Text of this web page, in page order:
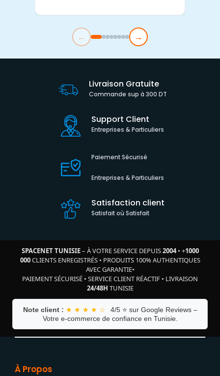
← →
Livraison Gratuite
Commande sup à 300 DT
Support Client
Entreprises & Particuliers
Paiement Sécurisé
Entreprises & Particuliers
Satisfaction client
Satisfait où Satisfait
SPACENET TUNISIE– À VOTRE SERVICE DEPUIS2004• +1000
000CLIENTS ENREGISTRÉS• PRODUITS 100% AUTHENTIQUES
AVEC GARANTIE•
PAIEMENT SÉCURISÉ • SERVICE CLIENT RÉACTIF • LIVRAISON
24/48H TUNISIE
Note client : ★ ★ ★ ★ ☆
4/5 ⭐ sur Google Reviews –
Votre e-commerce de confiance en Tunisie.
À Propos